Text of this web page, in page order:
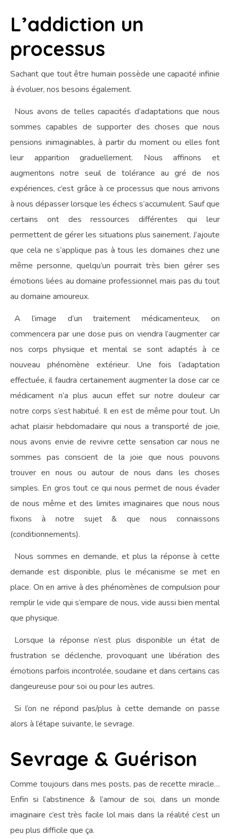
L’addiction un
processus
Sachant que tout être humain possède une capacité infinie
à évoluer, nos besoins également.
Nous avons de telles capacités d’adaptations que nous
sommes capables de supporter des choses que nous
pensions inimaginables, à partir du moment ou elles font
leur apparition graduellement. Nous affinons et
augmentons notre seuil de tolérance au gré de nos
expériences, c’est grâce à ce processus que nous arrivons
à nous dépasser lorsque les échecs s’accumulent. Sauf que
certains ont des ressources différentes qui leur
permettent de gérer les situations plus sainement. J’ajoute
que cela ne s’applique pas à tous les domaines chez une
même personne, quelqu’un pourrait très bien gérer ses
émotions liées au domaine professionnel mais pas du tout
au domaine amoureux.
A l’image d’un traitement médicamenteux, on
commencera par une dose puis on viendra l’augmenter car
nos corps physique et mental se sont adaptés à ce
nouveau phénomène extérieur. Une fois l’adaptation
effectuée, il faudra certainement augmenter la dose car ce
médicament n’a plus aucun effet sur notre douleur car
notre corps s’est habitué. Il en est de même pour tout. Un
achat plaisir hebdomadaire qui nous a transporté de joie,
nous avons envie de revivre cette sensation car nous ne
sommes pas conscient de la joie que nous pouvons
trouver en nous ou autour de nous dans les choses
simples. En gros tout ce qui nous permet de nous évader
de nous même et des limites imaginaires que nous nous
fixons à notre sujet & que nous connaissons
(conditionnements).
Nous sommes en demande, et plus la réponse à cette
demande est disponible, plus le mécanisme se met en
place. On en arrive à des phénomènes de compulsion pour
remplir le vide qui s’empare de nous, vide aussi bien mental
que physique.
Lorsque la réponse n’est plus disponible un état de
frustration se déclenche, provoquant une libération des
émotions parfois incontrolée, soudaine et dans certains cas
dangeureuse pour soi ou pour les autres.
Si l’on ne répond pas/plus à cette demande on passe
alors à l’étape suivante, le sevrage.
Sevrage & Guérison
Comme toujours dans mes posts, pas de recette miracle…
Enfin si l’abstinence & l’amour de soi, dans un monde
imaginaire c’est très facile lol mais dans la réalité c’est un
peu plus difficile que ça.